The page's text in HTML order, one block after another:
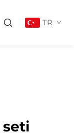
TR
seti